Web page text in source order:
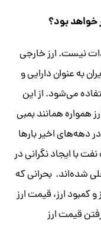
نیست. ارز خارجی
به عنوان دارایی و
می‌شود. از این
همواره همانند بمبی
دهه‌های اخیر بارها
با ایجاد نگرانی در
شده‌اند. بحرانی که
و کمبود ارز، قیمت ارز
قیمت ارز